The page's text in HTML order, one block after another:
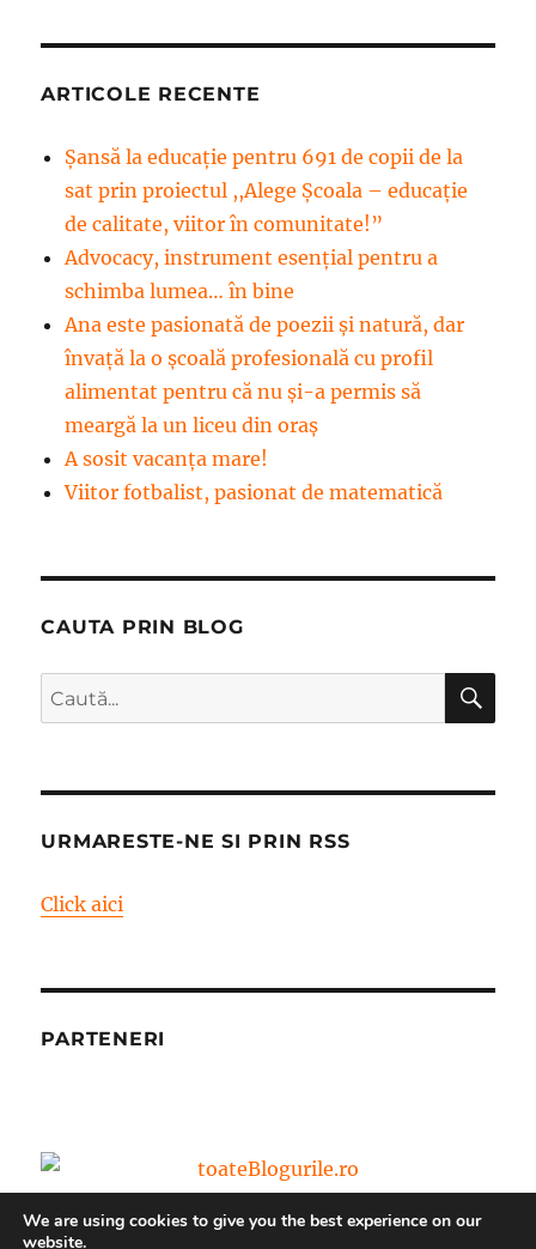
ARTICOLE RECENTE
Șansă la educație pentru 691 de copii de la
sat prin proiectul ,,Alege Școala – educație
de calitate, viitor în comunitate!”
Advocacy, instrument esenţial pentru a
schimba lumea… în bine
Ana este pasionată de poezii și natură, dar
învață la o școală profesională cu profil
alimentat pentru că nu și-a permis să
meargă la un liceu din oraș
A sosit vacanța mare!
Viitor fotbalist, pasionat de matematică
CAUTA PRIN BLOG
Caută
după:
URMARESTE-NE SI PRIN RSS
Click aici
PARTENERI
We are using cookies to give you the best experience on our
website.